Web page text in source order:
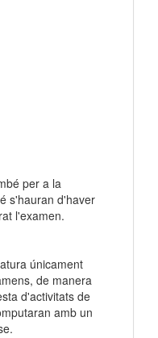
per a la
s'hauran d'haver
l'examen.
únicament
de manera
d'activitats de
amb un